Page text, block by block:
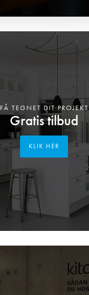
Gratis tilbud
FÅ TEGNET DIT PROJEKT
KLIK HER